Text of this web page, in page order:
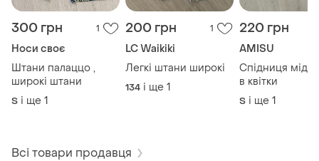
300 грн 1
Носи своє
Штани палаццо ,
широкі штани
S і ще 1
200 грн 1
LC Waikiki
Легкі штани широкі
134 і ще 1
220 грн
AMISU
Спідниця міді,
в квітки
S і ще 1
Всі товари продавця